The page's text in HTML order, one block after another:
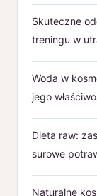
Skuteczne
treningu w
Woda w
jego
Dieta raw:
surowe
Naturalne